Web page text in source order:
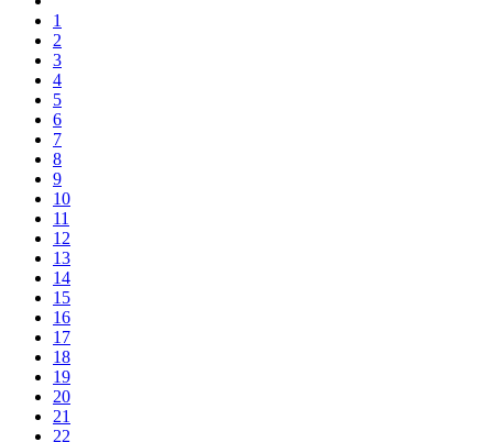
1
2
3
4
5
6
7
8
9
10
11
12
13
14
15
16
17
18
19
20
21
22